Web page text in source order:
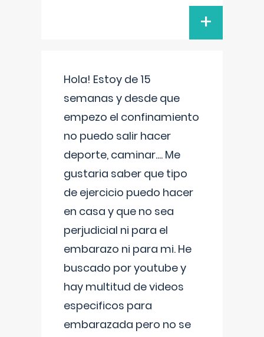
+
Hola! Estoy de 15
semanas y desde que
empezo el confinamiento
no puedo salir hacer
deporte, caminar.... Me
gustaria saber que tipo
de ejercicio puedo hacer
en casa y que no sea
perjudicial ni para el
embarazo ni para mi. He
buscado por youtube y
hay multitud de videos
especificos para
embarazada pero no se